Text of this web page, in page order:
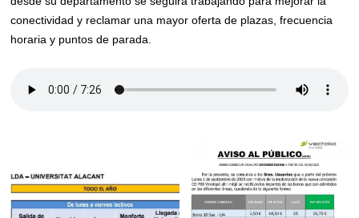
conectividad y reclamar una mayor oferta de plazas, frecuencia
horaria y puntos de parada.